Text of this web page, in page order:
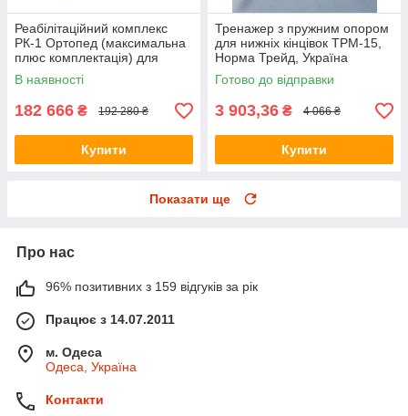
Реабілітаційний комплекс
РК-1 Ортопед (максимальна
плюс комплектація) для
відновлення верхніх і нижніх
кінцівок
В наявності
182 666 ₴ 192 280 ₴
Купити
Тренажер з пружним опором
для нижніх кінцівок ТРМ-15,
Норма Трейд, Україна
Готово до відправки
3 903,36 ₴ 4 066 ₴
Купити
Показати ще
Про нас
96% позитивних з 159 відгуків за рік
Працює з 14.07.2011
м. Одеса
Одеса, Україна
Контакти